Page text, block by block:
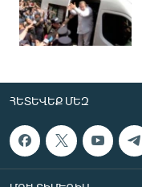
ՀԵՏԵՎԵՔ ՄԵԶ